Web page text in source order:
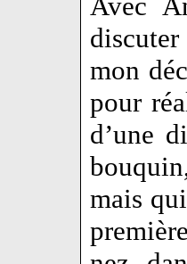
mon
pour
d’une
mais